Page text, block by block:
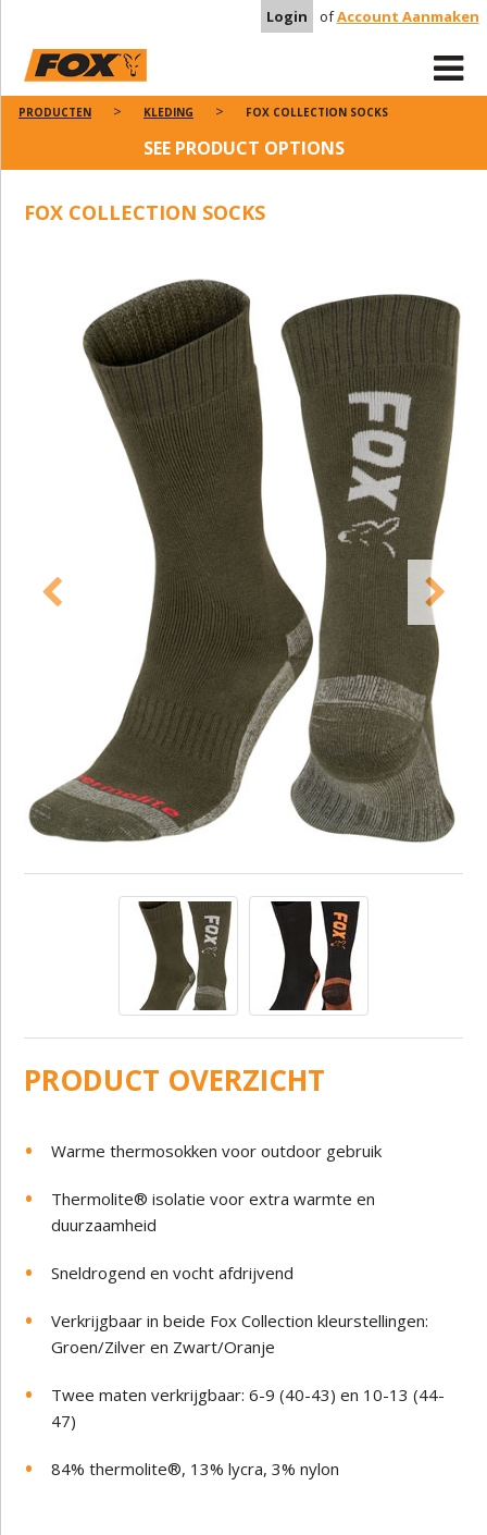
Login ofAccount Aanmaken
PRODUCTEN KLEDING FOX COLLECTION SOCKS
SEE PRODUCT OPTIONS
FOX COLLECTION SOCKS
PRODUCT OVERZICHT
Warme thermosokken voor outdoor gebruik
Thermolite® isolatie voor extra warmte en
duurzaamheid
Sneldrogend en vocht afdrijvend
Verkrijgbaar in beide Fox Collection kleurstellingen:
Groen/Zilver en Zwart/Oranje
Twee maten verkrijgbaar: 6-9 (40-43) en 10-13 (44-
47)
84% thermolite®, 13% lycra, 3% nylon